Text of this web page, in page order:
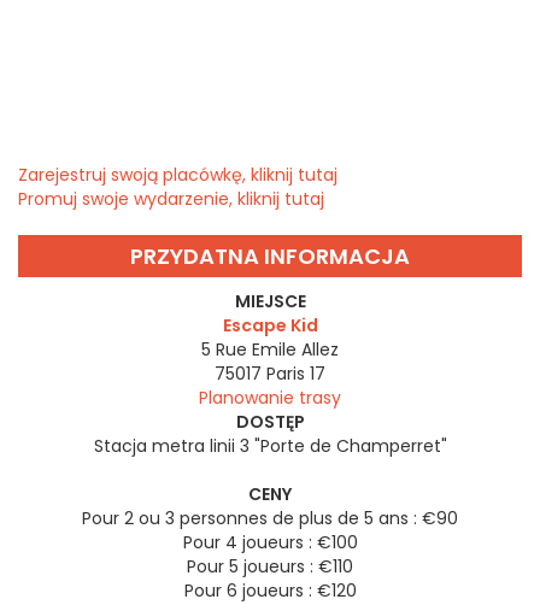
Zarejestruj swoją placówkę, kliknij tutaj
Promuj swoje wydarzenie, kliknij tutaj
PRZYDATNA INFORMACJA
MIEJSCE
Escape Kid
5 Rue Emile Allez
75017 Paris 17
Planowanie trasy
DOSTĘP
Stacja metra linii 3 "Porte de Champerret"
CENY
Pour 2 ou 3 personnes de plus de 5 ans : €90
Pour 4 joueurs : €100
Pour 5 joueurs : €110
Pour 6 joueurs : €120